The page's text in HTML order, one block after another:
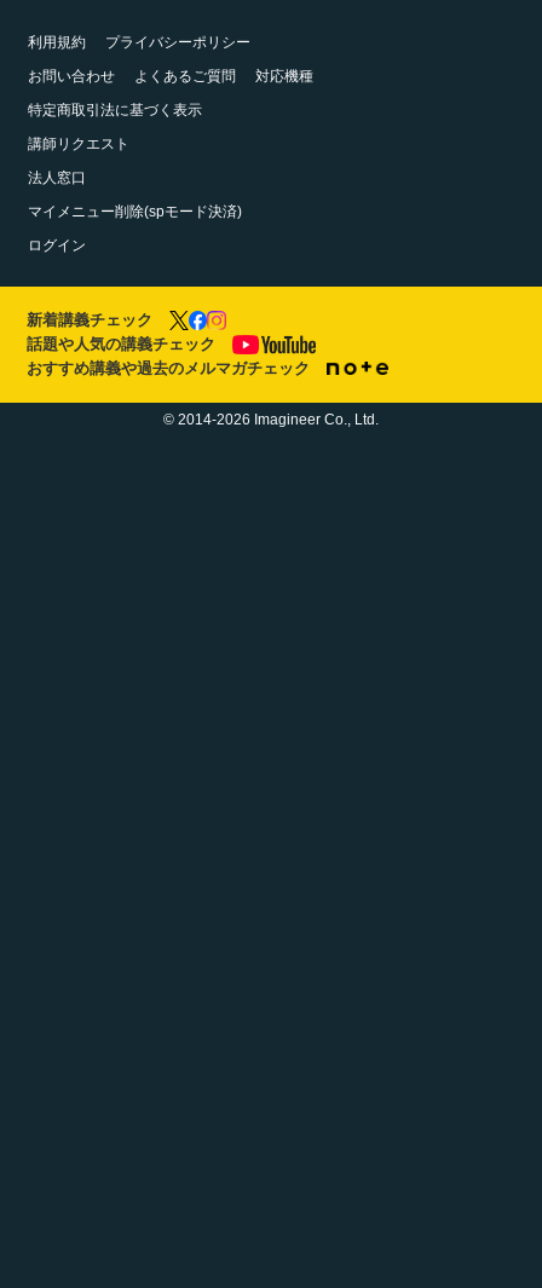
利用規約
プライバシーポリシー
お問い合わせ
よくあるご質問
対応機種
特定商取引法に基づく表示
講師リクエスト
法人窓口
マイメニュー削除(spモード決済)
ログイン
新着講義チェック
話題や人気の講義チェック
おすすめ講義や過去のメルマガチェック
© 2014-2026 Imagineer Co., Ltd.